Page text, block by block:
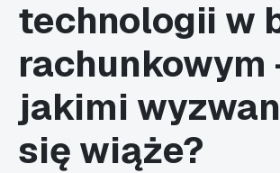
technologii w
rachunkowym
jakimi
się wiąże?